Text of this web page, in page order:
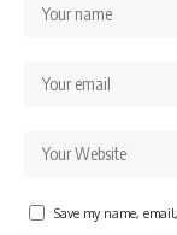
Save my name,